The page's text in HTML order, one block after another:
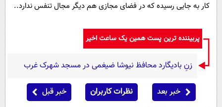
کار به جایی رسیده که در فضای مجازی هم دیگر مجال تنفس ندارد..
پربیننده ترین پست همین یک ساعت اخیر
زنِ بادیگارد محافظ نیوشا ضیغمی در مسجد شهرک غرب
خبر بعد نظرات کاربران خبر قبل